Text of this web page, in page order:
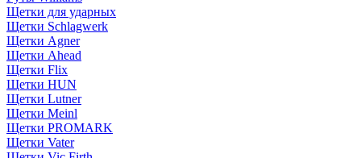
Щетки для ударных
Щетки Schlagwerk
Щетки Agner
Щетки Ahead
Щетки Flix
Щетки HUN
Щетки Lutner
Щетки Meinl
Щетки PROMARK
Щетки Vater